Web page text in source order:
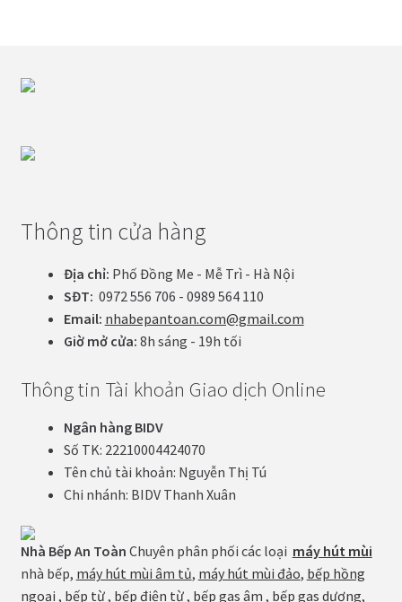
Thông tin cửa hàng
Địa chỉ: Phố Đồng Me - Mễ Trì - Hà Nội
SĐT: 0972 556 706 - 0989 564 110
Email: nhabepantoan.com@gmail.com
Giờ mở cửa: 8h sáng - 19h tối
Thông tin Tài khoản Giao dịch Online
Ngân hàng BIDV
Số TK: 22210004424070
Tên chủ tài khoản: Nguyễn Thị Tú
Chi nhánh: BIDV Thanh Xuân
Nhà Bếp An Toàn Chuyên phân phối các loại máy hút mùi
nhà bếp, máy hút mùi âm tủ, máy hút mùi đảo, bếp hồng
ngoại , bếp từ, bếp điện từ, bếp gas âm , bếp gas dương,